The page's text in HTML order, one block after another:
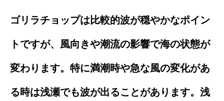
ゴリラチョップは比較的波が穏やかなポイン
トですが、風向きや潮流の影響で海の状態が
変わります。特に満潮時や急な風の変化があ
る時は浅瀬でも波が出ることがあります。浅